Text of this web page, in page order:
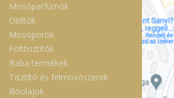
Mosóparfümök
Öblítők
Mosóporok
Folttisztítók
Baba termékek
Tisztító és felmosószerek
Illóolajok